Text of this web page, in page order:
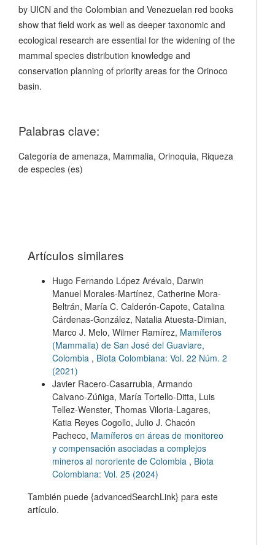
by UICN and the Colombian and Venezuelan red books
show that field work as well as deeper taxonomic and
ecological research are essential for the widening of the
mammal species distribution knowledge and
conservation planning of priority areas for the Orinoco
basin.
Palabras clave:
Categoría de amenaza, Mammalia, Orinoquia, Riqueza
de especies (es)
Artículos similares
Hugo Fernando López Arévalo, Darwin
Manuel Morales-Martínez, Catherine Mora-
Beltrán, María C. Calderón-Capote, Catalina
Cárdenas-González, Natalia Atuesta-Dimian,
Marco J. Melo, Wilmer Ramírez, Mamíferos
(Mammalia) de San José del Guaviare,
Colombia , Biota Colombiana: Vol. 22 Núm. 2
(2021)
Javier Racero-Casarrubia, Armando
Calvano-Zúñiga, María Tortello-Ditta, Luis
Tellez-Wenster, Thomas Viloria-Lagares,
Katia Reyes Cogollo, Julio J. Chacón
Pacheco, Mamíferos en áreas de monitoreo
y compensación asociadas a complejos
mineros al nororiente de Colombia , Biota
Colombiana: Vol. 25 (2024)
También puede {advancedSearchLink} para este
artículo.